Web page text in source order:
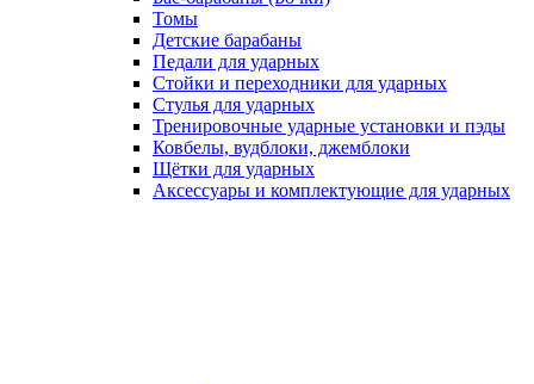
Томы
Детские барабаны
Педали для ударных
Стойки и переходники для ударных
Стулья для ударных
Тренировочные ударные установки и пэды
Ковбелы, вудблоки, джемблоки
Щётки для ударных
Аксесcуары и комплектующие для ударных